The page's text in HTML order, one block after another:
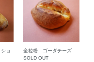
ョ
全粒粉 ゴーダチーズ
SOLD OUT